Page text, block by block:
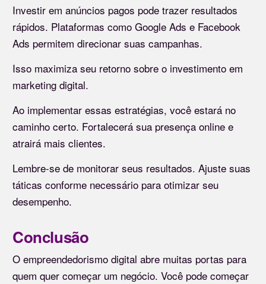
Investir em anúncios pagos pode trazer resultados
rápidos. Plataformas como Google Ads e Facebook
Ads permitem direcionar suas campanhas.
Isso maximiza seu retorno sobre o investimento em
marketing digital.
Ao implementar essas estratégias, você estará no
caminho certo. Fortalecerá sua presença online e
atrairá mais clientes.
Lembre-se de monitorar seus resultados. Ajuste suas
táticas conforme necessário para otimizar seu
desempenho.
Conclusão
O empreendedorismo digital abre muitas portas para
quem quer começar um negócio. Você pode começar